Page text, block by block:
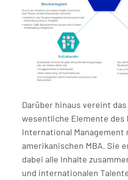
Darüber hinaus vereint
wesentliche Elemente des
International Management
amerikanischen MBA. Sie
dabei alle Inhalte
und internationalen